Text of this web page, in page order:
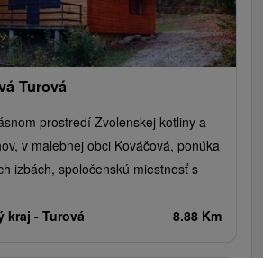
Turová
prostredí Zvolenskej kotliny a
v malebnej obci Kováčová, ponúka
izbách, spoločenskú miestnosť s
kraj - Turová 8.88 Km